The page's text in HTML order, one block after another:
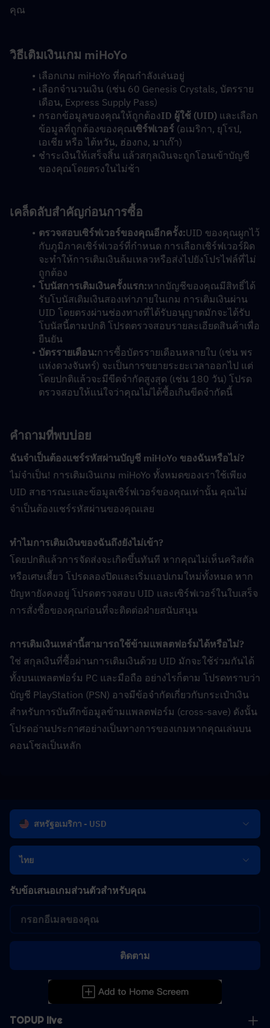
คุณ
วิธีเติมเงินเกม miHoYo
เลือกเกม miHoYo ที่คุณกำลังเล่นอยู่
เลือกจำนวนเงิน (เช่น 60 Genesis Crystals, บัตรราย
เดือน, Express Supply Pass)
กรอกข้อมูลของคุณให้ถูกต้องID ผู้ใช้ (UID) และเลือก
ข้อมูลที่ถูกต้องของคุณเซิร์ฟเวอร์ (อเมริกา, ยุโรป,
เอเชีย หรือ ไต้หวัน, ฮ่องกง, มาเก๊า)
ชำระเงินให้เสร็จสิ้น แล้วสกุลเงินจะถูกโอนเข้าบัญชี
ของคุณโดยตรงในไม่ช้า
เคล็ดลับสำคัญก่อนการซื้อ
ตรวจสอบเซิร์ฟเวอร์ของคุณอีกครั้ง:UID ของคุณผูกไว้
กับภูมิภาคเซิร์ฟเวอร์ที่กำหนด การเลือกเซิร์ฟเวอร์ผิด
จะทำให้การเติมเงินล้มเหลวหรือส่งไปยังโปรไฟล์ที่ไม่
ถูกต้อง
โบนัสการเติมเงินครั้งแรก:หากบัญชีของคุณมีสิทธิ์ได้
รับโบนัสเติมเงินสองเท่าภายในเกม การเติมเงินผ่าน
UID โดยตรงผ่านช่องทางที่ได้รับอนุญาตมักจะได้รับ
โบนัสนี้ตามปกติ โปรดตรวจสอบรายละเอียดสินค้าเพื่อ
ยืนยัน
บัตรรายเดือน:การซื้อบัตรรายเดือนหลายใบ (เช่น พร
แห่งดวงจันทร์) จะเป็นการขยายระยะเวลาออกไป แต่
โดยปกติแล้วจะมีขีดจำกัดสูงสุด (เช่น 180 วัน) โปรด
ตรวจสอบให้แน่ใจว่าคุณไม่ได้ซื้อเกินขีดจำกัดนี้
คำถามที่พบบ่อย
ฉันจำเป็นต้องแชร์รหัสผ่านบัญชี miHoYo ของฉันหรือไม่?
ไม่จำเป็น! การเติมเงินเกม miHoYo ทั้งหมดของเราใช้เพียง
UID สาธารณะและข้อมูลเซิร์ฟเวอร์ของคุณเท่านั้น คุณไม่
จำเป็นต้องแชร์รหัสผ่านของคุณเลย
ทำไมการเติมเงินของฉันถึงยังไม่เข้า?
โดยปกติแล้วการจัดส่งจะเกิดขึ้นทันที หากคุณไม่เห็นคริสตัล
หรือเศษเสี้ยว โปรดลองปิดและเริ่มแอปเกมใหม่ทั้งหมด หาก
ปัญหายังคงอยู่ โปรดตรวจสอบ UID และเซิร์ฟเวอร์ในใบเสร็จ
การสั่งซื้อของคุณก่อนที่จะติดต่อฝ่ายสนับสนุน
การเติมเงินเหล่านี้สามารถใช้ข้ามแพลตฟอร์มได้หรือไม่?
ใช่ สกุลเงินที่ซื้อผ่านการเติมเงินด้วย UID มักจะใช้ร่วมกันได้
ทั้งบนแพลตฟอร์ม PC และมือถือ อย่างไรก็ตาม โปรดทราบว่า
บัญชี PlayStation (PSN) อาจมีข้อจำกัดเกี่ยวกับกระเป๋าเงิน
สำหรับการบันทึกข้อมูลข้ามแพลตฟอร์ม (cross-save) ดังนั้น
โปรดอ่านประกาศอย่างเป็นทางการของเกมหากคุณเล่นบน
คอนโซลเป็นหลัก
สหรัฐอเมริกา - USD
ไทย
TOPUP live
รับข้อเสนอเกมส่วนตัวสำหรับคุณ
ติดตาม